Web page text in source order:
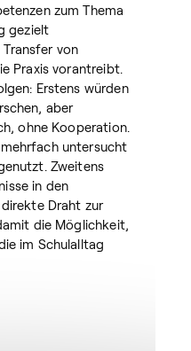
zum Thema
gezielt
von
Praxis vorantreibt.
Erstens würden
aber
ohne Kooperation.
untersucht
Zweitens
in den
Draht zur
die Möglichkeit,
im Schulalltag